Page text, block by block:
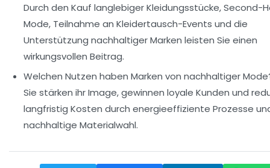
Durch den Kauf langlebiger Kleidungsstücke, Second-
Mode, Teilnahme an Kleidertausch-Events und die
Unterstützung nachhaltiger Marken leisten Sie einen
wirkungsvollen Beitrag.
Welchen Nutzen haben Marken von nachhaltiger
Sie stärken ihr Image, gewinnen loyale Kunden und
langfristig Kosten durch energieeffiziente Prozesse
nachhaltige Materialwahl.